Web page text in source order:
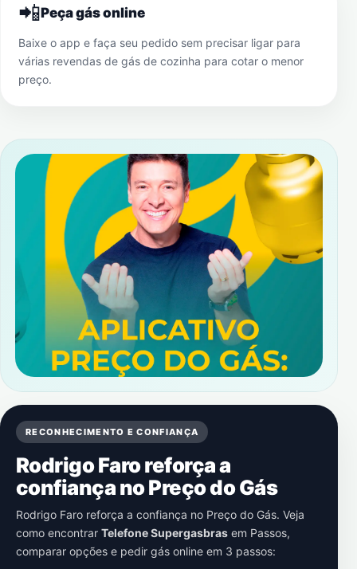
📲Peça gás online
Baixe o app e faça seu pedido sem precisar ligar para
várias revendas de gás de cozinha para cotar o menor
preço.
RECONHECIMENTO E CONFIANÇA
Rodrigo Faro reforça a
confiança no Preço do Gás
Rodrigo Faro reforça a confiança no Preço do Gás. Veja
como encontrar Telefone Supergasbras em Passos,
comparar opções e pedir gás online em 3 passos: